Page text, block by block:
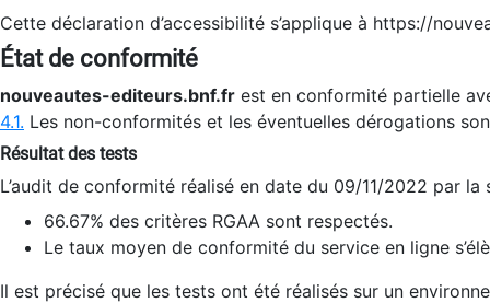
Cette déclaration d’accessibilité s’applique à https://
État de conformité
nouveautes-editeurs.bnf.fr est en conformité partielle
4.1. Les non-conformités et les éventuelles dérogations
Résultat des tests
L’audit de conformité réalisé en date du 09/11/2022 par
66.67% des critères RGAA sont respectés.
Le taux moyen de conformité du service en ligne
Il est précisé que les tests ont été réalisés sur un